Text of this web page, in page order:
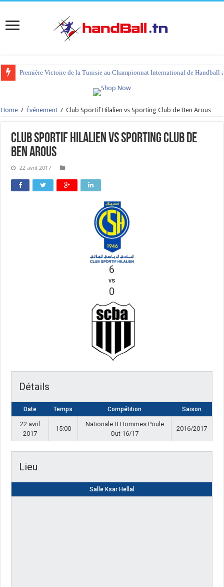
Première Victoire de la Tunisie au Championnat International de Handball
Home / Événement / Club Sportif Hilalien vs Sporting Club de Ben Arous
Club Sportif Hilalien vs Sporting Club de
Ben Arous
22 avril 2017
6
vs
0
Détails
Date Temps Compétition Saison
22 avril
2017
15:00
Nationale B Hommes Poule
Out 16/17
2016/2017
Lieu
Salle Ksar Hellal